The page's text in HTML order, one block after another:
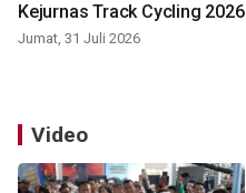
Kejurnas Track Cycling 2026
Jumat, 31 Juli 2026
Video